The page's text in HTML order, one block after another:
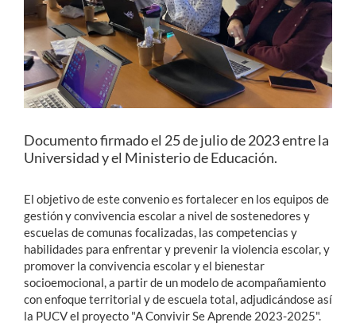
Estudiantes
Académicos
Funcionarios
Alumni
English
Documento firmado el 25 de julio de 2023 entre la
Universidad y el Ministerio de Educación.
El objetivo de este convenio es fortalecer en los equipos de
gestión y convivencia escolar a nivel de sostenedores y
escuelas de comunas focalizadas, las competencias y
habilidades para enfrentar y prevenir la violencia escolar, y
promover la convivencia escolar y el bienestar
socioemocional, a partir de un modelo de acompañamiento
con enfoque territorial y de escuela total, adjudicándose así
la PUCV el proyecto "A Convivir Se Aprende 2023-2025".